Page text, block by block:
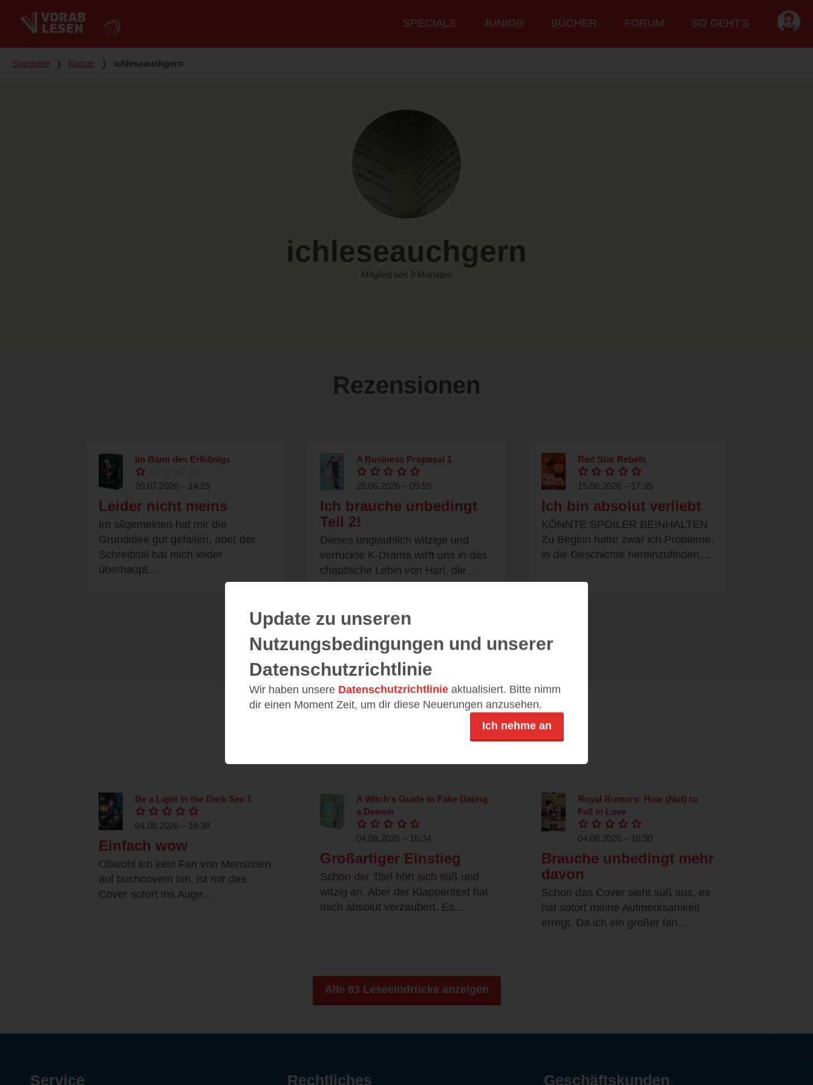
Hauptmenü
SPECIALS JUNIOR BÜCHER FORUM SO GEHT'S
Du bist hier
Startseite ❭ Nutzer ❭ ichleseauchgern
ichleseauchgern
Mitglied seit 9 Monaten
Rezensionen
Im Bann des Erlkönigs
20.07.2026 – 14:25
Leider nicht meins
Im allgemeinen hat mir die
Grundidee gut gefallen, aber der
Schreibstil hat mich leider
überhaupt...
A Business Proposal 1
28.06.2026 – 09:59
Ich brauche unbedingt
Teil 2!
Dieses unglaublich witzige und
verrückte K-Drama wirft uns in das
chaotische Lebin von Hari, die...
Red Star Rebels
15.06.2026 – 17:35
Ich bin absolut verliebt
KÖNNTE SPOILER BEINHALTEN
Zu Beginn hatte zwar ich Probleme,
in die Geschichte hereinzufinden,...
Alle 18 Rezensionen anzeigen
Leseeindrücke
Be a Light in the Dark Sea 1
04.08.2026 – 16:39
Einfach wow
Obwohl ich kein Fan von Menschen
auf buchcovern bin, ist mir das
Cover sofort ins Auge...
A Witch's Guide to Fake Dating
a Demon
04.08.2026 – 16:34
Großartiger Einstieg
Schon der Titel hört sich süß und
witzig an. Aber der Klappentext hat
mich absolut verzaubert. Es...
Royal Rumors: How (Not) to
Fall in Love
04.08.2026 – 16:30
Brauche unbedingt mehr
davon
Schon das Cover sieht süß aus, es
hat sofort meine Aufmerksamkeit
erregt. Da ich ein großer fan...
Alle 83 Leseeindrücke anzeigen
Update zu unseren
Nutzungsbedingungen und unserer
Datenschutzrichtlinie
Wir haben unsere Datenschutzrichtlinie aktualisiert. Bitte nimm
dir einen Moment Zeit, um dir diese Neuerungen anzusehen.
Ich nehme an
Service Rechtliches Geschäftskunden